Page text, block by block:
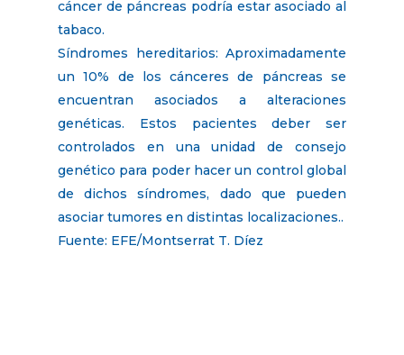
cáncer de páncreas podría estar asociado al
tabaco.
Síndromes hereditarios: Aproximadamente
un 10% de los cánceres de páncreas se
encuentran asociados a alteraciones
genéticas. Estos pacientes deber ser
controlados en una unidad de consejo
genético para poder hacer un control global
de dichos síndromes, dado que pueden
asociar tumores en distintas localizaciones..
Fuente: EFE/Montserrat T. Díez